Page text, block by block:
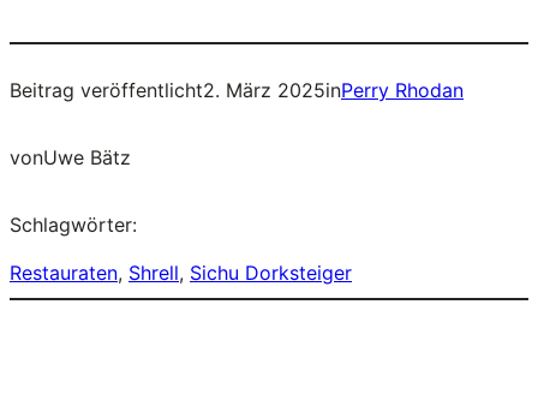
Beitrag veröffentlicht2. März 2025inPerry Rhodan
vonUwe Bätz
Schlagwörter:
Restauraten, Shrell, Sichu Dorksteiger